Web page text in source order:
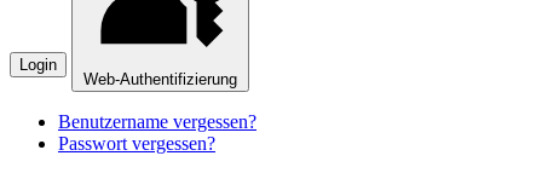
Login
Web-Authentifizierung
Benutzername vergessen?
Passwort vergessen?